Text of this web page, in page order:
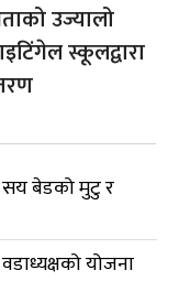
उज्यालो
स्कूलद्वारा
सय बेडको मुटु र
योजना